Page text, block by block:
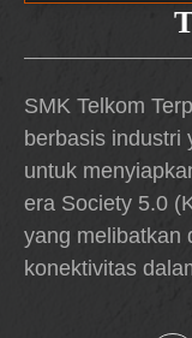
SMK Telkom
berbasis industri
untuk
era Society 5.0
yang melibatkan
konektivitas